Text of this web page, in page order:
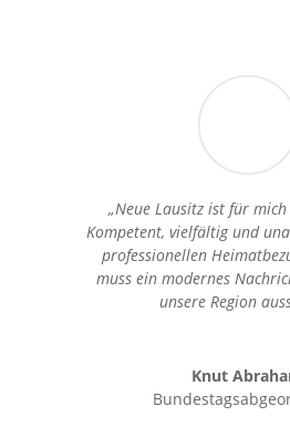
„Neue Lausitz ist für
Kompetent, vielfältig und
professionellen
muss ein modernes
unsere Region
Knut